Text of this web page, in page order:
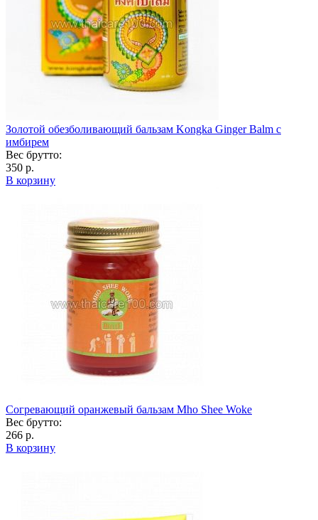
Золотой обезболивающий бальзам Kongka Ginger Balm с
имбирем
Вес брутто:
350 р.
В корзину
Согревающий оранжевый бальзам Mho Shee Woke
Вес брутто:
266 р.
В корзину